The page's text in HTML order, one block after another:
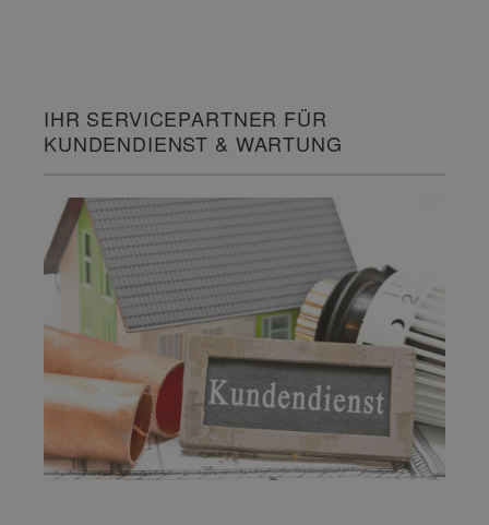
IHR SERVICEPARTNER FÜR
KUNDENDIENST & WARTUNG